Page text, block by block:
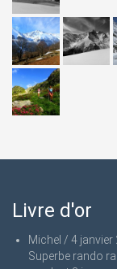
Livre d'or
Michel / 4 janvier
Superbe rando